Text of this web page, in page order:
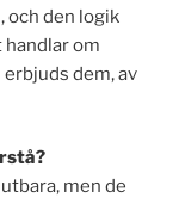
och den logik
handlar om
dem, av
men de